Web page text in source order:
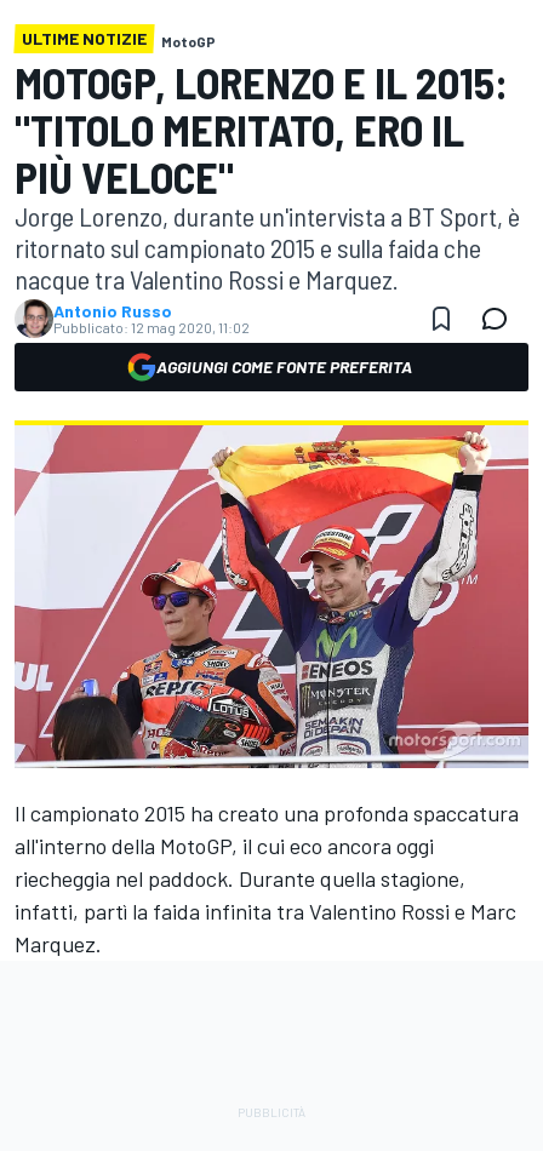
ULTIME NOTIZIE MotoGP
MOTOGP, LORENZO E IL 2015:
"TITOLO MERITATO, ERO IL
PIÙ VELOCE"
Jorge Lorenzo, durante un'intervista a BT Sport, è
ritornato sul campionato 2015 e sulla faida che
nacque tra Valentino Rossi e Marquez.
Antonio Russo
Pubblicato: 12 mag 2020, 11:02
AGGIUNGI COME FONTE PREFERITA
Il campionato 2015 ha creato una profonda spaccatura
all'interno della MotoGP, il cui eco ancora oggi
riecheggia nel paddock. Durante quella stagione,
infatti, partì la faida infinita tra Valentino Rossi e Marc
Marquez.